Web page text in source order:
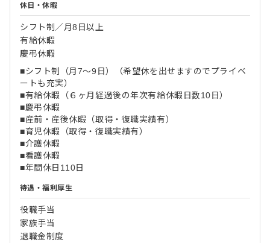
休日・休暇
シフト制／月8日以上
有給休暇
慶弔休暇
■シフト制（月7～9日）（希望休を出せますのでプライベ
ートも充実）
■有給休暇（６ヶ月経過後の年次有給休暇日数10日）
■慶弔休暇
■産前・産後休暇（取得・復職実績有）
■育児休暇（取得・復職実績有）
■介護休暇
■看護休暇
■年間休日110日
待遇・福利厚生
役職手当
家族手当
退職金制度